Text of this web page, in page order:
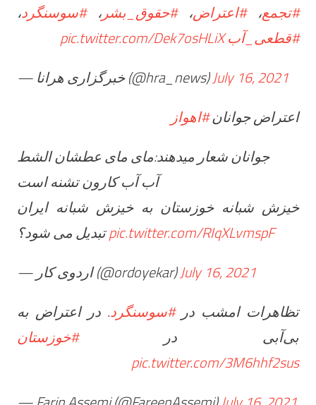
#تجمع،#اعتراض،#حقوق_بشر،#سوسنگرد،
#قطعی_آبpic.twitter.com/Dek7osHLiX
— خبرگزاری هرانا (@hra_news)July 16, 2021
اعتراض جوانان#اهواز
جوانان شعار میدهند:مای مای عطشان الشط
آب آب کارون تشنه است
خیزش شبانه خوزستان به خیزش شبانه ایران
تبدیل می شود؟pic.twitter.com/RIqXLvmspF
— اردوی کار (@ordoyekar)July 16, 2021
تظاهرات امشب در#سوسنگرد. در اعتراض به
بی‌آبی در#خوزستان
pic.twitter.com/3M6hhf2sus